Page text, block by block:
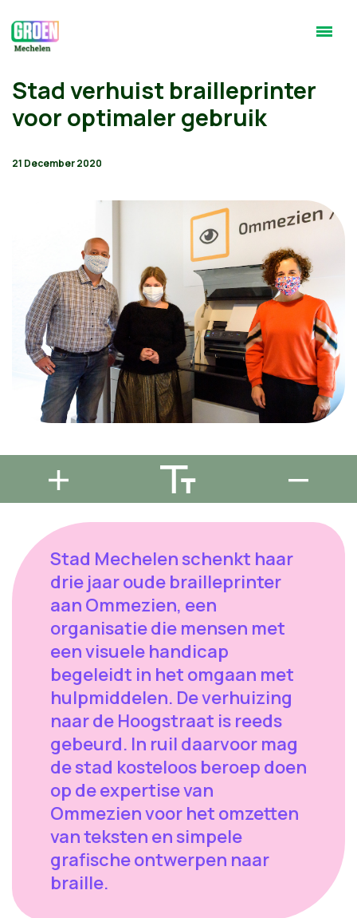
Stad verhuist brailleprinter
voor optimaler gebruik
21 December 2020
Stad Mechelen schenkt haar
drie jaar oude brailleprinter
aan Ommezien, een
organisatie die mensen met
een visuele handicap
begeleidt in het omgaan met
hulpmiddelen. De verhuizing
naar de Hoogstraat is reeds
gebeurd. In ruil daarvoor mag
de stad kosteloos beroep doen
op de expertise van
Ommezien voor het omzetten
van teksten en simpele
grafische ontwerpen naar
braille.